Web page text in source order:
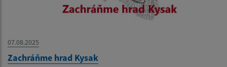
07.08.2025
Zachráňme hrad Kysak